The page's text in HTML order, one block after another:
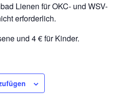
Lienen für OKC- und WSV-
erforderlich.
und 4 € für Kinder.